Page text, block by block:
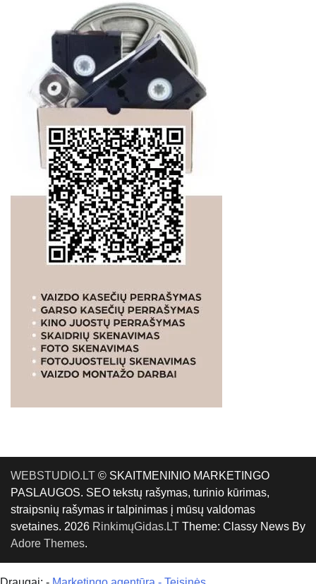
WEBSTUDIO.LT © SKAITMENINIO MARKETINGO
PASLAUGOS. SEO tekstų rašymas, turinio kūrimas,
straipsnių rašymas ir talpinimas į mūsų valdomas
svetaines. 2026 RinkimųGidas.LT Theme: Classy News By
Adore Themes.